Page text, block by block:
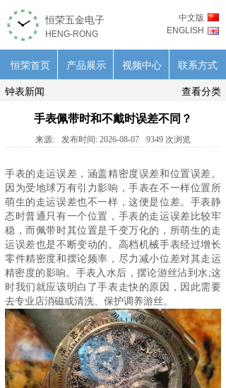
中文版
ENGLISH
恒荣五金电子
HENG-RONG
恒荣首页 产品展示 视频中心 联系方式
查看分类
钟表新闻
手表佩带时和不戴时误差不同？
来源: 发布时间: 2026-08-07 9349 次浏览
手表的走运误差，涵盖精密度误差和位置误差。
因为受地球万有引力影响，手表在不一样位置所
萌生的走运误差也不一样，这便是位差。手表静
态时普通只有一个位置， 手表 的走运误差比较牢
稳，而佩带时其位置是千变万化的，所萌生的走
运误差也是不断变动的。高档机械手表经过增长
零件精密度和摆论频率，尽力减小位差对其走运
精密度的影响。手表入水后，摆论游丝沾到水;这
时我们就应该明白了手表走快的原因，因此需要
去专业店消磁或清洗、保护调养游丝。